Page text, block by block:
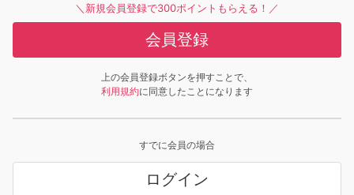
＼新規会員登録で300ポイントもらえる！／
会員登録
上の会員登録ボタンを押すことで、
利用規約に同意したことになります
すでに会員の場合
ログイン